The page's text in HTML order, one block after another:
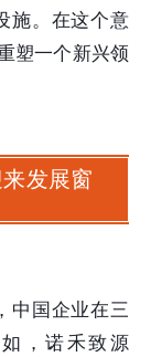
施。在这个意
塑一个新兴领
发展窗
中国企业在三
，诺禾致源